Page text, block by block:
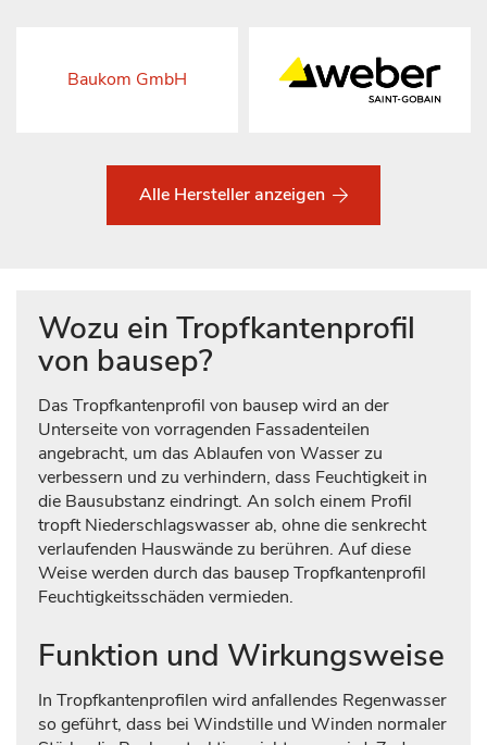
Baukom GmbH
Alle Hersteller anzeigen
Wozu ein Tropfkantenprofil
von bausep?
Das Tropfkantenprofil von bausep wird an der
Unterseite von vorragenden Fassadenteilen
angebracht, um das Ablaufen von Wasser zu
verbessern und zu verhindern, dass Feuchtigkeit in
die Bausubstanz eindringt. An solch einem Profil
tropft Niederschlagswasser ab, ohne die senkrecht
verlaufenden Hauswände zu berühren. Auf diese
Weise werden durch das bausep Tropfkantenprofil
Feuchtigkeitsschäden vermieden.
Funktion und Wirkungsweise
In Tropfkantenprofilen wird anfallendes Regenwasser
so geführt, dass bei Windstille und Winden normaler